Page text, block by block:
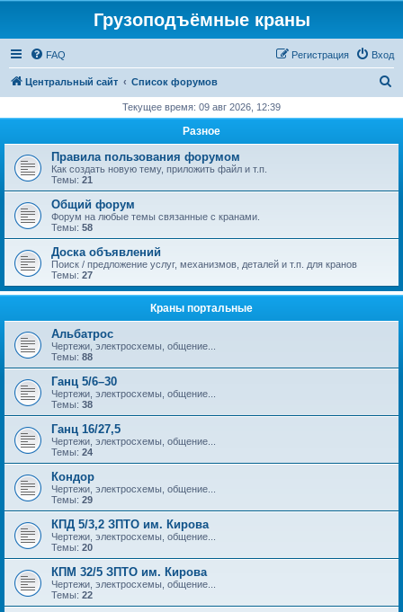
Грузоподъёмные краны
FAQ Вход
Регистрация
Центральный сайт Список форумов
с
Текущее время: 09 авг 2026, 12:39
Разное
Правила пользования форумом
Как создать новую тему, приложить файл и т.п.
Темы: 21
Общий форум
Форум на любые темы связанные с кранами.
Темы: 58
Доска объявлений
Поиск / предложение услуг, механизмов, деталей и т.п. для кранов
Темы: 27
Краны портальные
Альбатрос
Чертежи, электросхемы, общение...
Темы: 88
Ганц 5/6–30
Чертежи, электросхемы, общение...
Темы: 38
Ганц 16/27,5
Чертежи, электросхемы, общение...
Темы: 24
Кондор
Чертежи, электросхемы, общение...
Темы: 29
КПД 5/3,2 ЗПТО им. Кирова
Чертежи, электросхемы, общение...
Темы: 20
КПМ 32/5 ЗПТО им. Кирова
Чертежи, электросхемы, общение...
Темы: 22